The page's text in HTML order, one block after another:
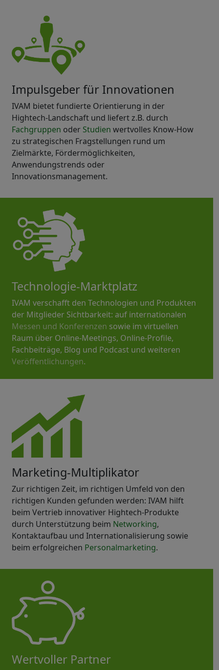
Impulsgeber für Innovationen
IVAM bietet fundierte Orientierung in der
Hightech-Landschaft und liefert z.B. durch
Fachgruppen oder Studien wertvolles Know-How
zu strategischen Fragstellungen rund um
Zielmärkte, Fördermöglichkeiten,
Anwendungstrends oder
Innovationsmanagement.
Technologie-Marktplatz
IVAM verschafft den Technologien und Produkten
der Mitglieder Sichtbarkeit: auf internationalen
Messen und Konferenzen sowie im virtuellen
Raum über Online-Meetings, Online-Profile,
Fachbeiträge, Blog und Podcast und weiteren
Veröffentlichungen.
Marketing-Multiplikator
Zur richtigen Zeit, im richtigen Umfeld von den
richtigen Kunden gefunden werden: IVAM hilft
beim Vertrieb innovativer Hightech-Produkte
durch Unterstützung beim Networking,
Kontaktaufbau und Internationalisierung sowie
beim erfolgreichen Personalmarketing.
Wertvoller Partner